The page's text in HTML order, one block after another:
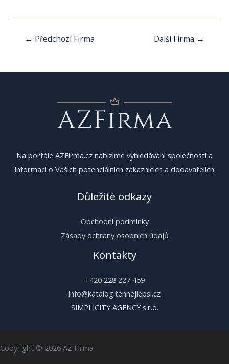
Navigace
← Předchozí Firma Další Firma →
Na portále AZFirma.cz nabízíme vyhledávání společností a
informací o Vašich potenciálních zákaznících a dodavatelích
Důležité odkazy
Obchodní podmínky
Zásady ochrany osobních údajů
Kontakty
+420 228 227 459
info@katalog.tennejlepsi.cz
SIMPLICITY AGENCY s.r.o.
Copyright © 2026 AZ Firma